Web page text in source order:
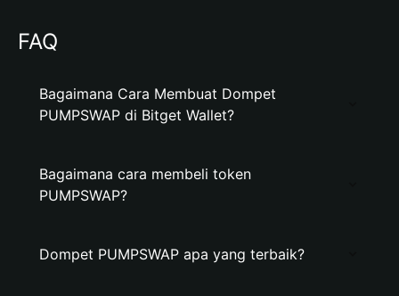
FAQ
Bagaimana Cara Membuat Dompet
PUMPSWAP di Bitget Wallet?
Bagaimana cara membeli token
PUMPSWAP?
Dompet PUMPSWAP apa yang terbaik?